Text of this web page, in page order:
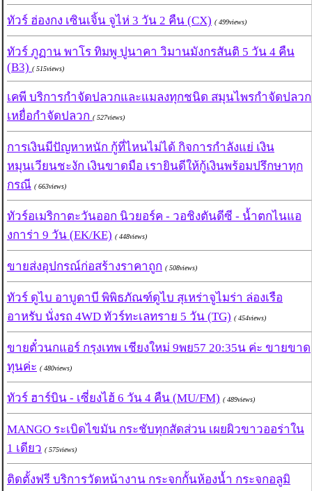
ทัวร์ ฮ่องกง เซินเจิ้น จูไห่ 3 วัน 2 คืน (CX) ( 499views)
ทัวร์ ภูฏาน พาโร ทิมพู ปูนาคา วิมานมังกรสันติ 5 วัน 4 คืน
(B3) ( 515views)
เคพี บริการกำจัดปลวกและแมลงทุกชนิด สมุนไพรกำจัดปลวก
เหยื่อกำจัดปลวก ( 527views)
การเงินมีปัญหาหนัก กู้ที่ไหนไม่ได้ กิจการกำลังแย่ เงิน
หมุนเวียนชะงัก เงินขาดมือ เรายินดีให้กู้เงินพร้อมปรึกษาทุก
กรณี ( 663views)
ทัวร์อเมริกาตะวันออก นิวยอร์ค - วอชิงตันดีซี - น้ำตกไนแอ
งการ่า 9 วัน (EK/KE) ( 448views)
ขายส่งอุปกรณ์ก่อสร้างราคาถูก ( 508views)
ทัวร์ ดูไบ อาบูดาบี พิพิธภัณฑ์ดูไบ สุเหร่าจูไมร่า ล่องเรือ
อาหรับ นั่งรถ 4WD ทัวร์ทะเลทราย 5 วัน (TG) ( 454views)
ขายตั๋วนกแอร์ กรุงเทพ เชียงใหม่ 9พย57 20:35น ค่ะ ขายขาด
ทุนค่ะ ( 480views)
ทัวร์ ฮาร์บิน - เซี่ยงไฮ้ 6 วัน 4 คืน (MU/FM) ( 489views)
MANGO ระเบิดไขมัน กระชับทุกสัดส่วน เผยผิวขาวออร่าใน
1 เดียว ( 575views)
ติดตั้งฟรี บริการวัดหน้างาน กระจกกั้นห้องน้ำ กระจกอลูมิ